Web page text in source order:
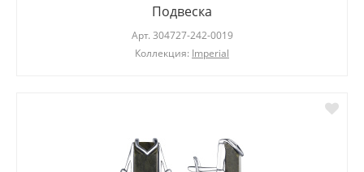
Подвеска
Арт. 304727-242-0019
Коллекция: Imperial